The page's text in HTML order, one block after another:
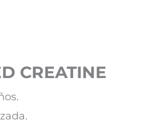
CREATINE